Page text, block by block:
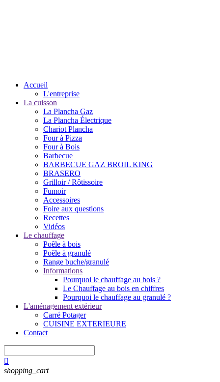
Accueil
L'entreprise
La cuisson
La Plancha Gaz
La Plancha Électrique
Chariot Plancha
Four à Pizza
Four à Bois
Barbecue
BARBECUE GAZ BROIL KING
BRASERO
Grilloir / Rôtissoire
Fumoir
Accessoires
Foire aux questions
Recettes
Vidéos
Le chauffage
Poêle à bois
Poêle à granulé
Range buche/granulé
Informations
Pourquoi le chauffage au bois ?
Le Chauffage au bois en chiffres
Pourquoi le chauffage au granulé ?
L'aménagement extérieur
Carré Potager
CUISINE EXTERIEURE
Contact

shopping_cart